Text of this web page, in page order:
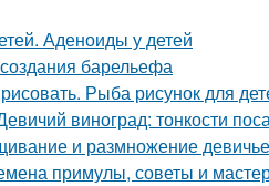
Аденоиды у детей
барельефа
Рыба рисунок для
виноград: тонкости
и размножение
примулы, советы и